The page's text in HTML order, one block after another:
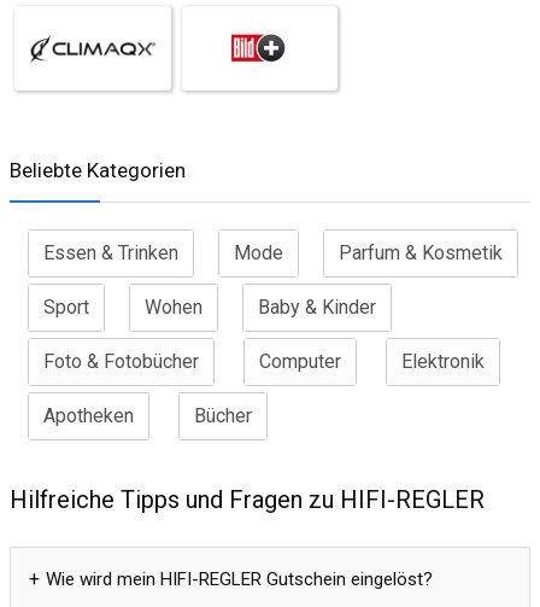
Beliebte Kategorien
Essen & Trinken Mode Parfum & Kosmetik
Sport Wohen Baby & Kinder
Foto & Fotobücher Computer Elektronik
Apotheken Bücher
Hilfreiche Tipps und Fragen zu HIFI-REGLER
Wie wird mein HIFI-REGLER Gutschein eingelöst?